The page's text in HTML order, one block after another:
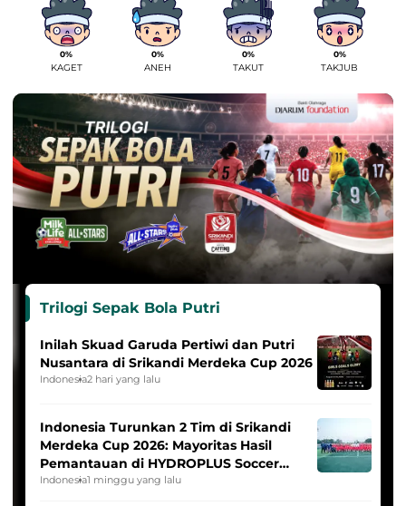
0%
KAGET
0%
ANEH
0%
TAKUT
0%
TAKJUB
Trilogi Sepak Bola Putri
Inilah Skuad Garuda Pertiwi dan Putri
Nusantara di Srikandi Merdeka Cup 2026
Indonesia2 hari yang lalu
Indonesia Turunkan 2 Tim di Srikandi
Merdeka Cup 2026: Mayoritas Hasil
Pemantauan di HYDROPLUS Soccer
League
Indonesia1 minggu yang lalu